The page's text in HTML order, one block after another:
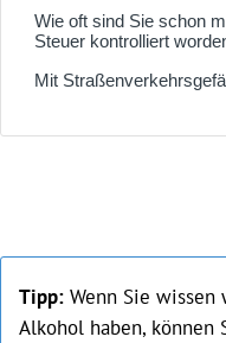
Tipp:Wenn Sie wissen
Alkohol haben, können